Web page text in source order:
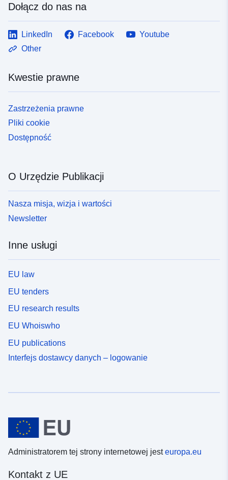
Dołącz do nas na
LinkedIn Facebook
Youtube
Other
Kwestie prawne
Zastrzeżenia prawne
Pliki cookie
Dostępność
O Urzędzie Publikacji
Nasza misja, wizja i wartości
Newsletter
Inne usługi
EU law
EU tenders
EU research results
EU Whoiswho
EU publications
Interfejs dostawcy danych – logowanie
Administratorem tej strony internetowej jesteuropa.eu
Kontakt z UE